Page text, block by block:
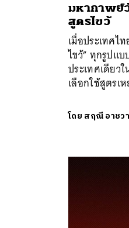
มหากาพย์
สูตรไขว้
เมื่อประเทศไ
ไขว้” ทุกรูปแ
ประเทศเดียว
เลือกใช้สูตรเ
โดย สฤณี อาชว